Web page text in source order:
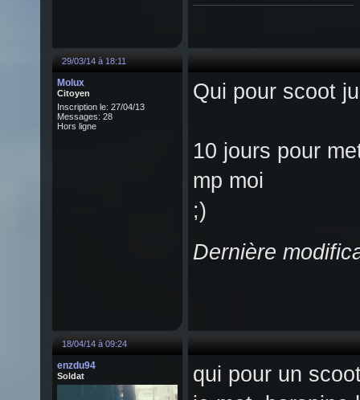
29/03/14 à 18:11
Molux
Citoyen
Inscription le: 27/04/13
Messages: 28
Hors ligne
Qui pour scoot
10 jours pour
mp moi
;)
Dernière
18/04/14 à 09:24
enzdu94
Soldat
qui pour un